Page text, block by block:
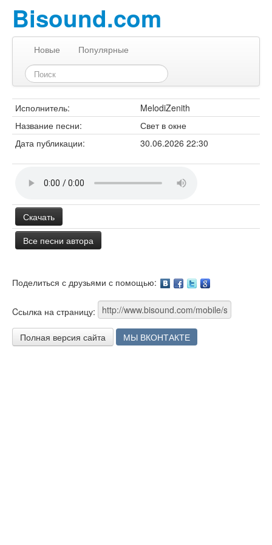
Bisound.com
Новые Популярные
Исполнитель:
MelodiZenith
Название песни:
Свет в окне
Дата публикации:
30.06.2026 22:30
Скачать
Все песни автора
Поделиться с друзьями с помощью:
Cсылка на страницу:
Полная версия сайта МЫ ВКОНТАКТЕ